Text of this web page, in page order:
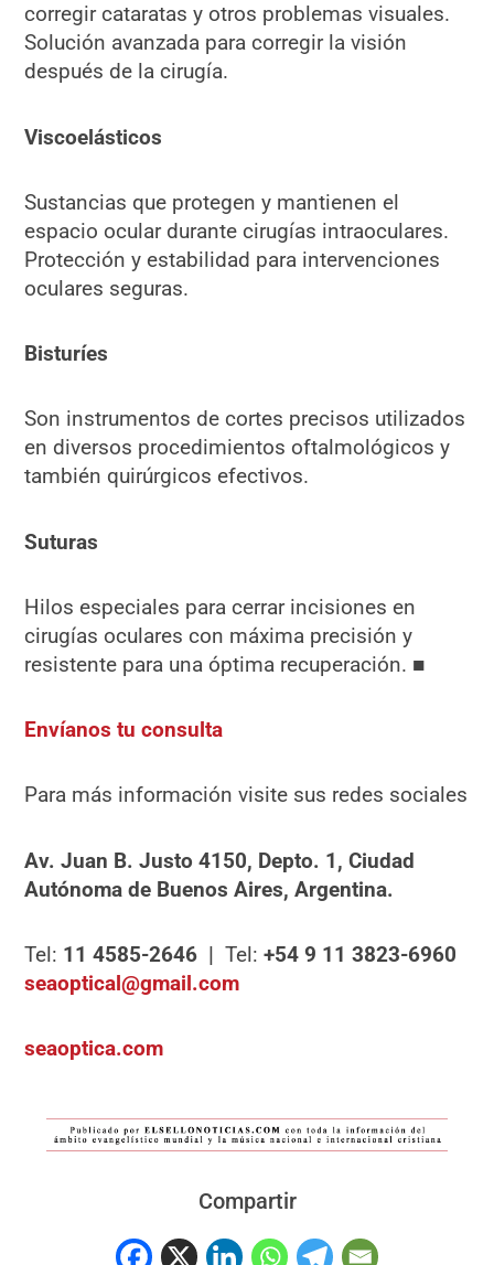
corregir cataratas y otros problemas visuales.
Solución avanzada para corregir la visión
después de la cirugía.
Viscoelásticos
Sustancias que protegen y mantienen el
espacio ocular durante cirugías intraoculares.
Protección y estabilidad para intervenciones
oculares seguras.
Bisturíes
Son instrumentos de cortes precisos utilizados
en diversos procedimientos oftalmológicos y
también quirúrgicos efectivos.
Suturas
Hilos especiales para cerrar incisiones en
cirugías oculares con máxima precisión y
resistente para una óptima recuperación. ■
Envíanos tu consulta
Para más información visite sus redes sociales
Av. Juan B. Justo 4150, Depto. 1, Ciudad
Autónoma de Buenos Aires, Argentina.
Tel: 11 4585-2646 |Tel:+54 9 11 3823-6960
seaoptical@gmail.com
seaoptica.com
Compartir